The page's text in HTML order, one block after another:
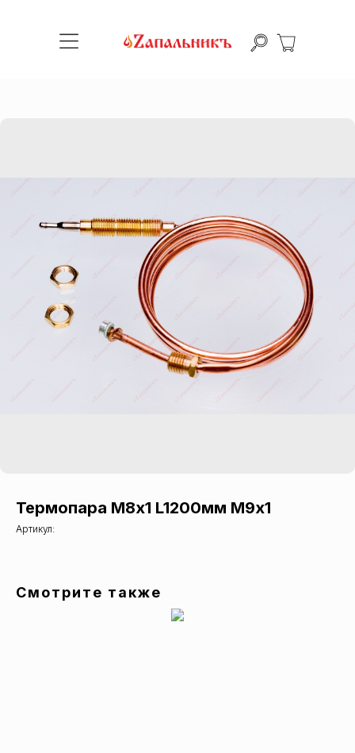
Термопара М8х1 L1200мм М9х1
Артикул:
Смотрите также